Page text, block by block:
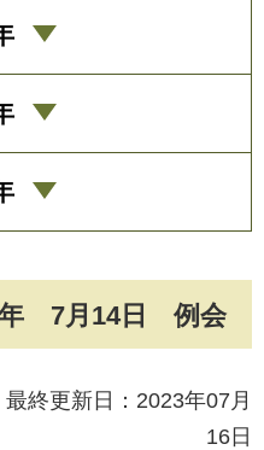
7月14日 例会
終更新日：2023年07月
16日